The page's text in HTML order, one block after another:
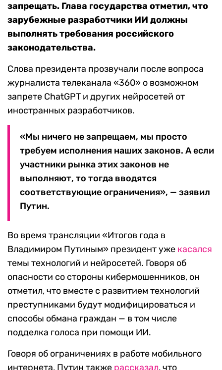
запрещать. Глава государства отметил, что
зарубежные разработчики ИИ должны
выполнять требования российского
законодательства.
Слова президента прозвучали после вопроса
журналиста телеканала «360» о возможном
запрете ChatGPT и других нейросетей от
иностранных разработчиков.
«Мы ничего не запрещаем, мы просто
требуем исполнения наших законов. А если
участники рынка этих законов не
выполняют, то тогда вводятся
соответствующие ограничения», — заявил
Путин.
Во время трансляции «Итогов года в
Владимиром Путиным» президент уже касался
темы технологий и нейросетей. Говоря об
опасности со стороны кибермошенников, он
отметил, что вместе с развитием технологий
преступниками будут модифицироваться и
способы обмана граждан — в том числе
подделка голоса при помощи ИИ.
Говоря об ограничениях в работе мобильного
интернета, Путин также рассказал, что